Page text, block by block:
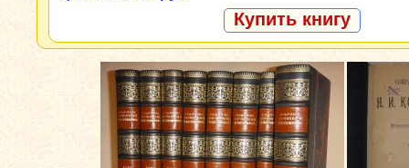
Купить книгу